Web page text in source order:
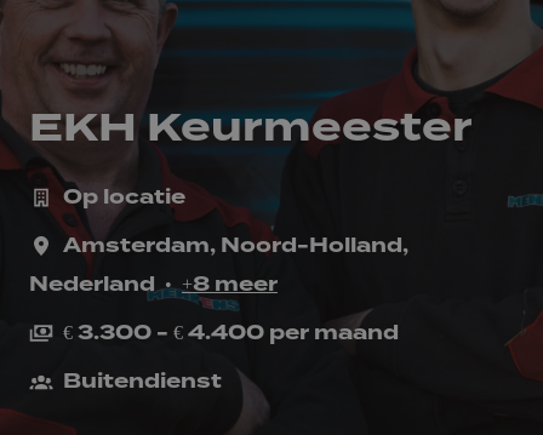
EKH Keurmeester
Op locatie
Amsterdam, Noord-Holland,
Nederland • +8 meer
€ 3.300 - € 4.400 per maand
Buitendienst